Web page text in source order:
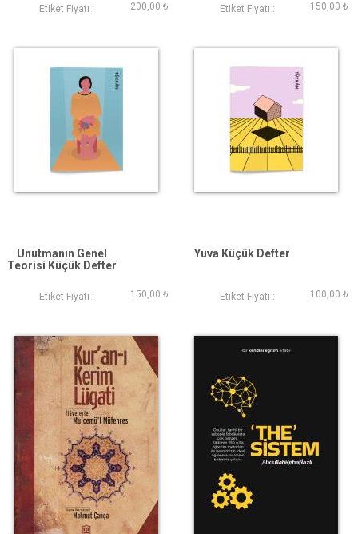
Etiket Fiyatı : 200,00 ₺ Etiket Fiyatı : 150,00 ₺
Unutmanın Genel
Teorisi Küçük Defter
Etiket Fiyatı : 150,00 ₺
Yuva Küçük Defter
Etiket Fiyatı : 100,00 ₺